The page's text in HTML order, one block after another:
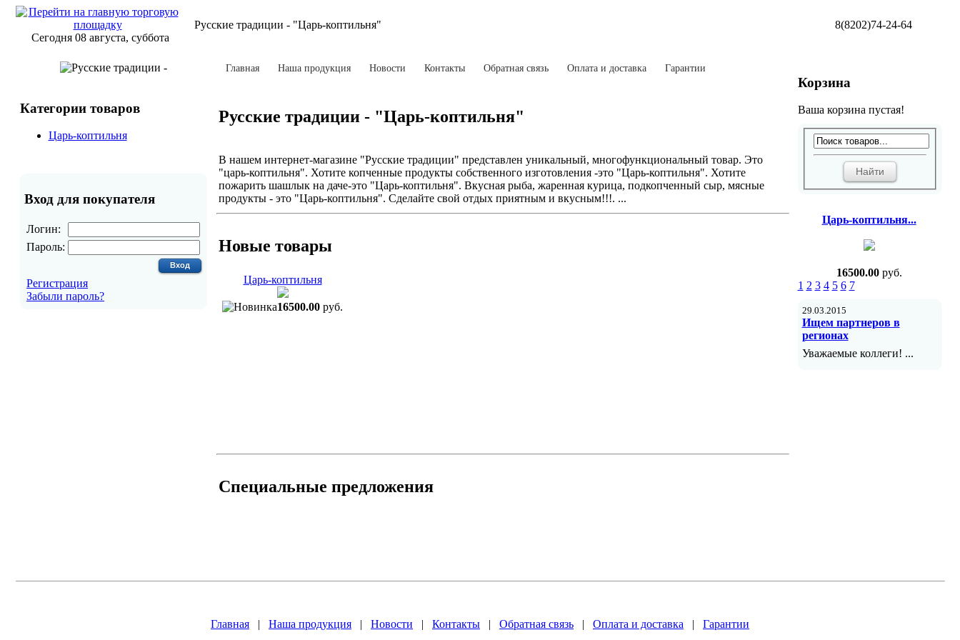
Сегодня 08 августа, суббота
Русские традиции - "Царь-коптильня" 8(8202)74-24-64
Категории товаров
Царь-коптильня
Вход для покупателя
Логин:
Пароль:
Регистрация
Забыли пароль?
Главная Наша продукция Новости Контакты Обратная связь Оплата и доставка Гарантии
Русские традиции - "Царь-коптильня"
В нашем интернет-магазине "Русские традиции" представлен уникальный, многофункциональный товар. Это
"царь-коптильня". Хотите копченные продукты собственного изготовления -это "Царь-коптильня". Хотите
пожарить шашлык на даче-это "Царь-коптильня". Вкусная рыба, жаренная курица, подкопченный сыр, мясные
продукты - это "Царь-коптильня". Сделайте свой отдых приятным и вкусным!!!. ...
Новые товары
Царь-коптильня
16500.00 руб.
Специальные предложения
Корзина
Ваша корзина пустая!
Царь-коптильня...
16500.00руб.
1 2 3 4 5 6 7
29.03.2015
Ищем партнеров в
регионах
Уважаемые коллеги! ...
Главная | Наша продукция | Новости | Контакты | Обратная связь | Оплата и доставка | Гарантии